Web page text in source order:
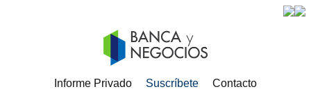
Informe Privado Suscríbete Contacto